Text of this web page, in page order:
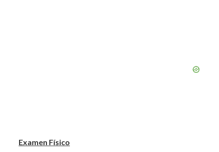
Examen Físico